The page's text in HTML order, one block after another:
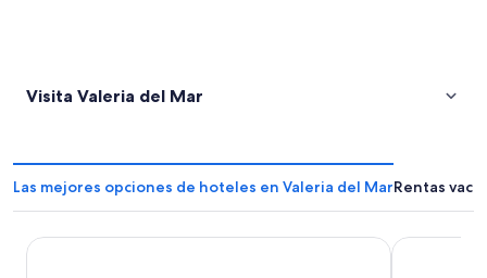
Visita Valeria del Mar
Las mejores opciones de hoteles en Valeria del MarRentas
O2 Hotel Valeria del Mar Piedras